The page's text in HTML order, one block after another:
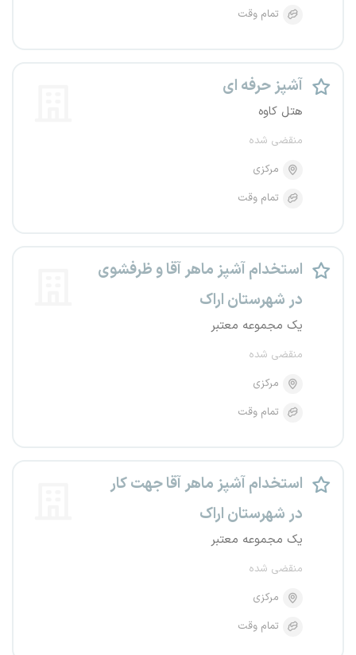
تمام وقت
آشپز حرفه ای
هتل کاوه
منقضی شده
مرکزی
تمام وقت
استخدام آشپز ماهر آقا و ظرفشوی
در شهرستان اراک
یک مجموعه معتبر
منقضی شده
مرکزی
تمام وقت
استخدام آشپز ماهر آقا جهت کار
در شهرستان اراک
یک مجموعه معتبر
منقضی شده
مرکزی
تمام وقت